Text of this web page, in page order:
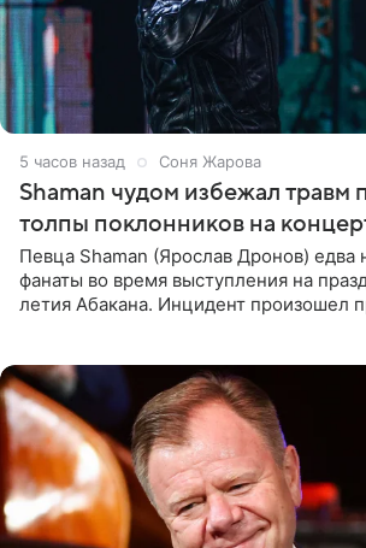
5 часов назад Соня Жарова
Shaman чудом избежал травм
толпы поклонников на
Певца Shaman (Ярослав Дронов) едва
фанаты во время выступления на
летия Абакана. Инцидент произошел